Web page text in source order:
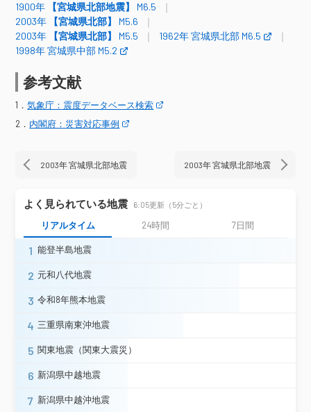
栗原市鶯沢＊
栗原市花山＊
登米市登米町＊
南三陸町志津川（旧） 大崎市岩出山＊
名取市増田＊
仙台宮城野区五輪
石巻市大瓜
女川町女川浜（旧）＊ 富谷市富谷＊
山形県
新庄市東谷地田町 新庄市沖の町＊
最上町向町（旧）＊
村山市中央＊
山形中山町長崎（旧）＊
震度3
六戸町犬落瀬（旧）＊
五戸町古舘
階上町道仏（旧）＊
おいらせ町上明堂（旧）＊
おいらせ町中下田＊
1900年 【宮城県北部地震】
M6.5
2003年
【宮城県北部】
M5.6
2003年
【宮城県北部】 M5.5
1962年 宮城県北部 M6.5
1998年 宮城県中部 M5.2
参考文献
1．気象庁：震度データベース検索
2． 内閣府：災害対応事例
2003年 宮城県北部地震 2003年 宮城県北部地震
よく見られている地震 6:05更新（5分ごと）
リアルタイム 24時間 7日間
1 能登半島地震
2 元和八代地震
3 令和8年熊本地震
4 三重県南東沖地震
5 関東地震（関東大震災）
6 新潟県中越地震
7 新潟県中越沖地震